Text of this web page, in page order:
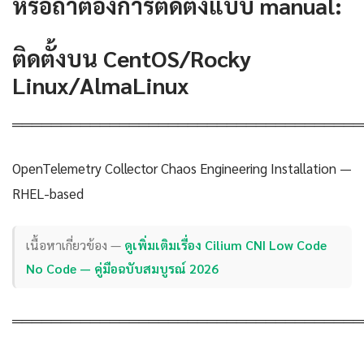
ติดตั้งบน CentOS/Rocky
Linux/AlmaLinux
OpenTelemetry Collector Chaos Engineering Installation —
RHEL-based
เนื้อหาเกี่ยวข้อง — ดูเพิ่มเติมเรื่อง Cilium CNI Low Code
No Code — คู่มือฉบับสมบูรณ์ 2026